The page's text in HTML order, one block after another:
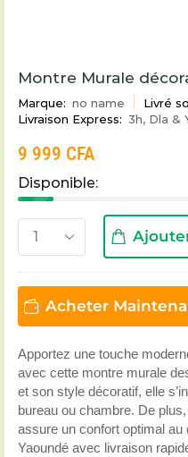
Montre Murale
Marque: no name Livré
Livraison Express: 3h, Dla &
9 999 CFA
Disponible:
Acheter
Apportez une touche
avec cette montre murale
et son style décoratif, elle
bureau ou chambre. De
assure un confort optimal au
Yaoundé avec livraison